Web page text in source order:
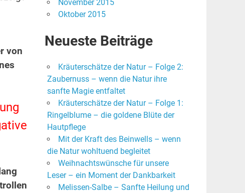
von
November 2015
Oktober 2015
Neueste Beiträge
Kräuterschätze der Natur – Folge 2:
Zaubernuss – wenn die Natur ihre
sanfte Magie entfaltet
Kräuterschätze der Natur – Folge 1:
Ringelblume – die goldene Blüte der
Hautpflege
Mit der Kraft des Beinwells – wenn
die Natur wohltuend begleitet
Weihnachtswünsche für unsere
Leser – ein Moment der Dankbarkeit
Melissen-Salbe – Sanfte Heilung und